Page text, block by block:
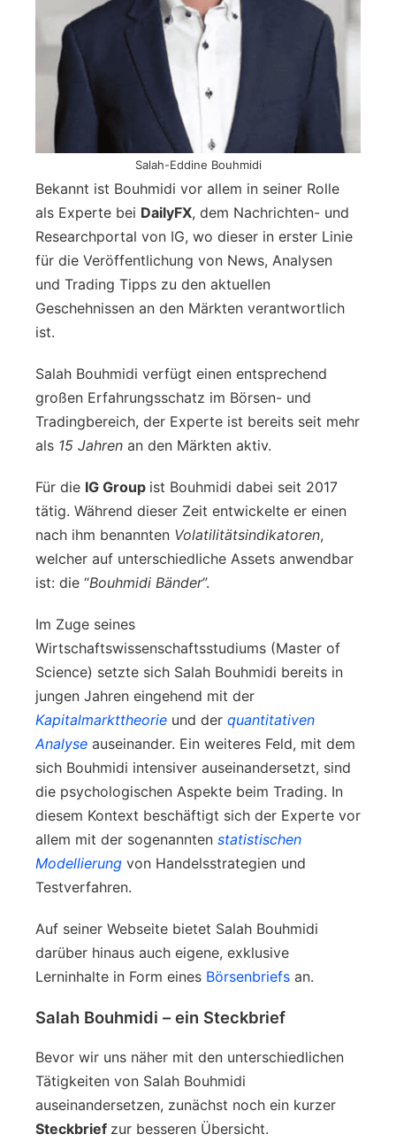
Salah-Eddine Bouhmidi
Bekannt ist Bouhmidi vor allem in seiner Rolle
als Experte bei DailyFX, dem Nachrichten- und
Researchportal von IG, wo dieser in erster Linie
für die Veröffentlichung von News, Analysen
und Trading Tipps zu den aktuellen
Geschehnissen an den Märkten verantwortlich
ist.
Salah Bouhmidi verfügt einen entsprechend
großen Erfahrungsschatz im Börsen- und
Tradingbereich, der Experte ist bereits seit mehr
als 15 Jahren an den Märkten aktiv.
Für die IG Group ist Bouhmidi dabei seit 2017
tätig. Während dieser Zeit entwickelte er einen
nach ihm benannten Volatilitätsindikatoren,
welcher auf unterschiedliche Assets anwendbar
ist: die “Bouhmidi Bänder”.
Im Zuge seines
Wirtschaftswissenschaftsstudiums (Master of
Science) setzte sich Salah Bouhmidi bereits in
jungen Jahren eingehend mit der
Kapitalmarkttheorie und der quantitativen
Analyse auseinander. Ein weiteres Feld, mit dem
sich Bouhmidi intensiver auseinandersetzt, sind
die psychologischen Aspekte beim Trading. In
diesem Kontext beschäftigt sich der Experte vor
allem mit der sogenannten statistischen
Modellierung von Handelsstrategien und
Testverfahren.
Auf seiner Webseite bietet Salah Bouhmidi
darüber hinaus auch eigene, exklusive
Lerninhalte in Form eines Börsenbriefs an.
Salah Bouhmidi – ein Steckbrief
Bevor wir uns näher mit den unterschiedlichen
Tätigkeiten von Salah Bouhmidi
auseinandersetzen, zunächst noch ein kurzer
Steckbrief zur besseren Übersicht.